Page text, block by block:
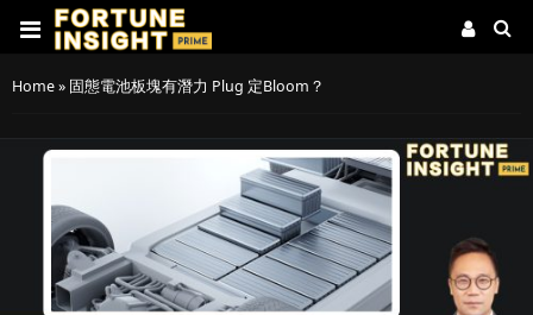
Home» 固態電池板塊有潛力 Plug 定Bloom？